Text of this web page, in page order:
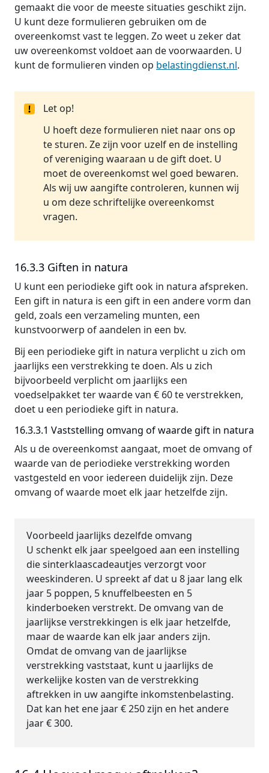
gemaakt die voor de meeste situaties geschikt zijn.
U kunt deze formulieren gebruiken om de
overeenkomst vast te leggen. Zo weet u zeker dat
uw overeenkomst voldoet aan de voorwaarden. U
kunt de formulieren vinden op belastingdienst.nl.
Let op!
U hoeft deze formulieren niet naar ons op
te sturen. Ze zijn voor uzelf en de instelling
of vereniging waaraan u de gift doet. U
moet de overeenkomst wel goed bewaren.
Als wij uw aangifte controleren, kunnen wij
u om deze schriftelijke overeenkomst
vragen.
16.3.3 Giften in natura
U kunt een periodieke gift ook in natura afspreken.
Een gift in natura is een gift in een andere vorm dan
geld, zoals een verzameling munten, een
kunstvoorwerp of aandelen in een bv.
Bij een periodieke gift in natura verplicht u zich om
jaarlijks een verstrekking te doen. Als u zich
bijvoorbeeld verplicht om jaarlijks een
voedselpakket ter waarde van € 60 te verstrekken,
doet u een periodieke gift in natura.
16.3.3.1 Vaststelling omvang of waarde gift in natura
Als u de overeenkomst aangaat, moet de omvang of
waarde van de periodieke verstrekking worden
vastgesteld en voor iedereen duidelijk zijn. Deze
omvang of waarde moet elk jaar hetzelfde zijn.
Voorbeeld jaarlijks dezelfde omvang
U schenkt elk jaar speelgoed aan een instelling
die sinterklaascadeautjes verzorgt voor
weeskinderen. U spreekt af dat u 8 jaar lang elk
jaar 5 poppen, 5 knuffelbeesten en 5
kinderboeken verstrekt. De omvang van de
jaarlijkse verstrekkingen is elk jaar hetzelfde,
maar de waarde kan elk jaar anders zijn.
Omdat de omvang van de jaarlijkse
verstrekking vaststaat, kunt u jaarlijks de
werkelijke kosten van de verstrekking
aftrekken in uw aangifte inkomstenbelasting.
Dat kan het ene jaar € 250 zijn en het andere
jaar € 300.